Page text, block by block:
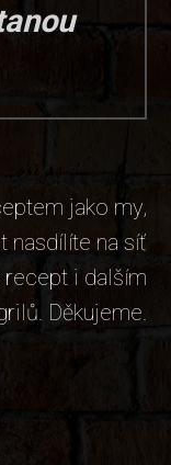
jako my,
nasdílíte na síť
i dalším
Děkujeme.